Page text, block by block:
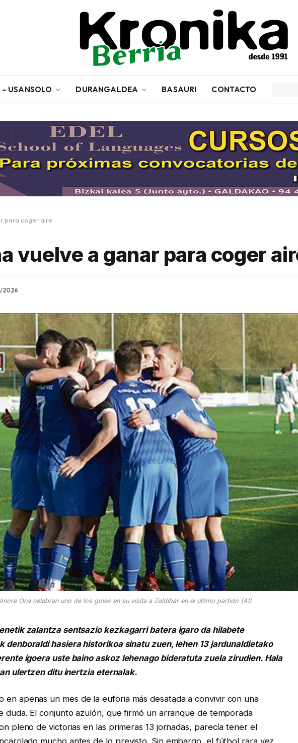
USANSOLO DURANGALDEA BASAURI CONTACTO
para coger aire
vuelve a ganar para coger
2026
Ona celebran uno de los goles en su visita a Zaldibar en el último partido (AI)
zalantza sentsazio kezkagarri batera igaro da hilabete
denboraldi hasiera historikoa sinatu zuen, lehen 13 jardunaldietako
igoera uste baino askoz lehenago bideratuta zuela zirudien. Hala
ulertzen ditu inertzia eternalak.
en apenas un mes de la euforia más desatada a convivir con una
duda. El conjunto azulón, que firmó un arranque de temporada
pleno de victorias en las primeras 13 jornadas, parecía tener el